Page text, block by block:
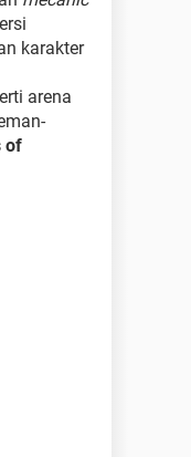
karakter
arena
of